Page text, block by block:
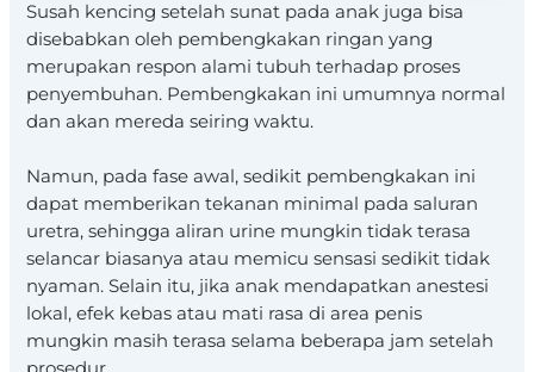
Susah kencing setelah sunat pada anak juga bisa
disebabkan oleh pembengkakan ringan yang
merupakan respon alami tubuh terhadap proses
penyembuhan. Pembengkakan ini umumnya normal
dan akan mereda seiring waktu.
Namun, pada fase awal, sedikit pembengkakan ini
dapat memberikan tekanan minimal pada saluran
uretra, sehingga aliran urine mungkin tidak terasa
selancar biasanya atau memicu sensasi sedikit tidak
nyaman. Selain itu, jika anak mendapatkan anestesi
lokal, efek kebas atau mati rasa di area penis
mungkin masih terasa selama beberapa jam setelah